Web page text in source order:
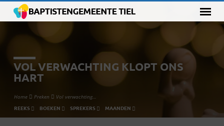
VOL VERWACHTING KLOPT ONS
HART
Home Preken Vol verwachting…
REEKS BOEKEN SPREKERS MAANDEN